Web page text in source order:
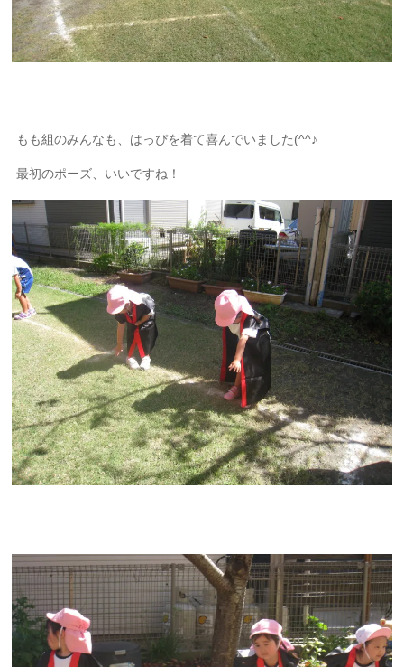
もも組のみんなも、はっぴを着て喜んでいました(^^♪
最初のポーズ、いいですね！